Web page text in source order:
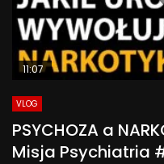
11:07
VLOG
PSYCHOZA a
Misja Psychiatria